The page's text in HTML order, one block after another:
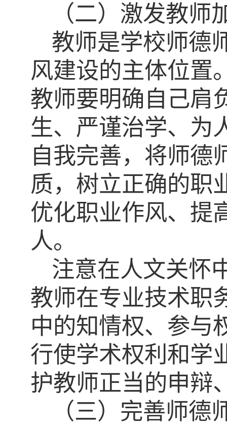
（二）激发教
教师是学校师德
风建设的主体位置
教师要明确自己肩
生、严谨治学、为
自我完善，将师德
质，树立正确的职
优化职业作风、提
人。
注意在人文关怀
教师在专业技术职
中的知情权、参与
行使学术权利和学
护教师正当的申辩
（三）完善师